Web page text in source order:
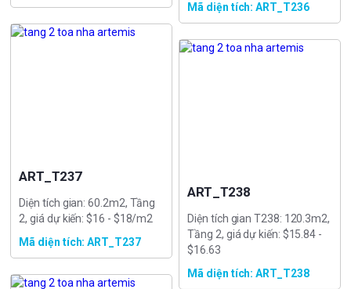
Mã diện tích: ART_T236
ART_T237
Diện tích gian: 60.2m2, Tầng
2, giá dự kiến: $16 - $18/m2
Mã diện tích: ART_T237
ART_T238
Diện tích gian T238: 120.3m2,
Tầng 2, giá dự kiến: $15.84 -
$16.63
Mã diện tích: ART_T238